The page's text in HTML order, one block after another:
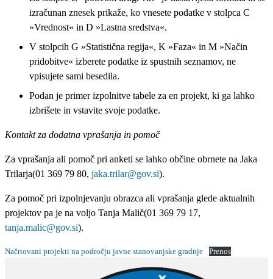
izračunan znesek prikaže, ko vnesete podatke v stolpca C
»Vrednost« in D »Lastna sredstva«.
V stolpcih G »Statistična regija«, K »Faza« in M »Način
pridobitve« izberete podatke iz spustnih seznamov, ne
vpisujete sami besedila.
Podan je primer izpolnitve tabele za en projekt, ki ga lahko
izbrišete in vstavite svoje podatke.
Kontakt za dodatna vprašanja in pomoč
Za vprašanja ali pomoč pri anketi se lahko občine obrnete na Jaka
Trilarja(01 369 79 80, jaka.trilar@gov.si).
Za pomoč pri izpolnjevanju obrazca ali vprašanja glede aktualnih
projektov pa je na voljo Tanja Malič(01 369 79 17,
tanja.malic@gov.si).
Načrtovani projekti na področju javne stanovanjske gradnje Prenos